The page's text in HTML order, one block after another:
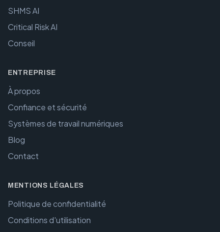
SHMS AI
Critical Risk AI
Conseil
ENTREPRISE
À propos
Confiance et sécurité
Systèmes de travail numériques
Blog
Contact
MENTIONS LÉGALES
Politique de confidentialité
Conditions d'utilisation